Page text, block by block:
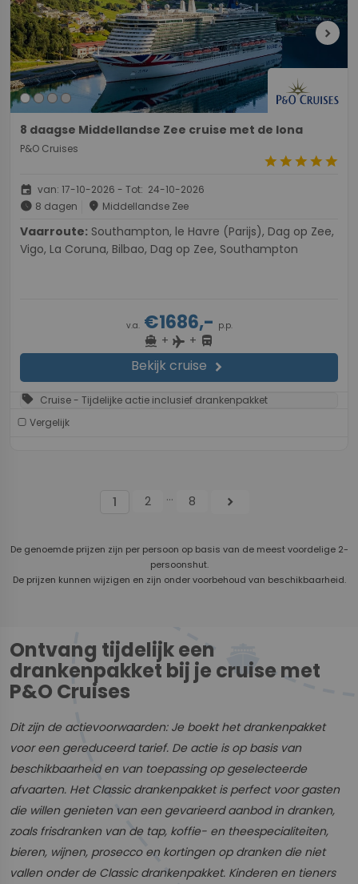
chevron_right
8 daagse Middellandse Zee cruise met de Iona
P&O Cruises
starstarstarstarstar
event van: 17-10-2026 - Tot: 24-10-2026
schedule 8 dagen place Middellandse Zee
Vaarroute:
Vigo, La Coruna, Bilbao, Dag op Zee, Southampton
v.a.€1686,- p.p.
directions_boat + flight + directions_bus
Bekijk cruise chevron_right
sell Cruise - Tijdelijke actie inclusief drankenpakket
Vergelijk
1 2 ... 8 chevron_right
De genoemde prijzen zijn per persoon op basis van de meest voordelige 2-
persoonshut.
De prijzen kunnen wijzigen en zijn onder voorbehoud van beschikbaarheid.
Ontvang tijdelijk een
drankenpakket bij je cruise met
P&O Cruises
Dit zijn de actievoorwaarden: Je boekt het drankenpakket
voor een gereduceerd tarief. De actie is op basis van
beschikbaarheid en van toepassing op geselecteerde
afvaarten. Het Classic drankenpakket is perfect voor gasten
die willen genieten van een gevarieerd aanbod in dranken,
zoals frisdranken van de tap, koffie- en theespecialiteiten,
bieren, wijnen, prosecco en kortingen op dranken die niet
vallen onder de Classic drankenpakket. Kinderen en tieners